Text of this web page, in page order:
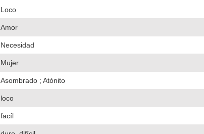
Loco
Amor
Necesidad
Mujer
Asombrado ; Atónito
loco
facíl